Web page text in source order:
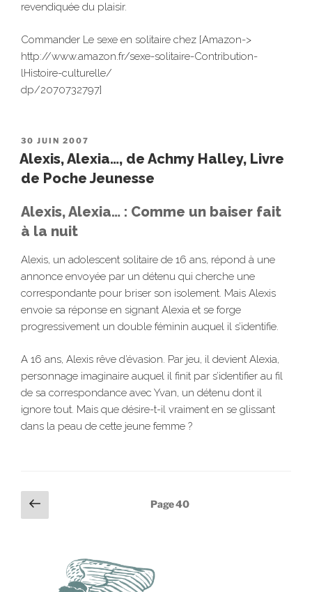
revendiquée du plaisir.
Commander Le sexe en solitaire chez [Amazon->
http://www.amazon.fr/sexe-solitaire-Contribution-
lHistoire-culturelle/
dp/2070732797]
PUBLIÉ
LE
30 JUIN 2007
Alexis, Alexia…, de Achmy Halley, Livre
de Poche Jeunesse
Alexis, Alexia… : Comme un baiser fait
à la nuit
Alexis, un adolescent solitaire de 16 ans, répond à une
annonce envoyée par un détenu qui cherche une
correspondante pour briser son isolement. Mais Alexis
envoie sa réponse en signant Alexia et se forge
progressivement un double féminin auquel il s’identifie.
A 16 ans, Alexis rêve d’évasion. Par jeu, il devient Alexia,
personnage imaginaire auquel il finit par s’identifier au fil
de sa correspondance avec Yvan, un détenu dont il
ignore tout. Mais que désire-t-il vraiment en se glissant
dans la peau de cette jeune femme ?
Pagination
des
Page
précédente
Page40